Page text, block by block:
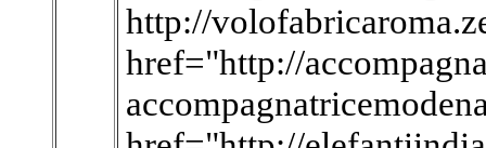
http://
href="http://